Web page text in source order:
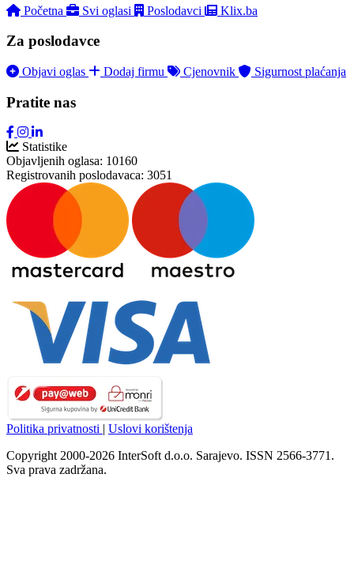
Početna Svi oglasi Poslodavci Klix.ba
Za poslodavce
Objavi oglas Dodaj firmu Cjenovnik Sigurnost plaćanja
Pratite nas
Statistike
Objavljenih oglasa: 10160
Registrovanih poslodavaca: 3051
Politika privatnosti | Uslovi korištenja
Copyright 2000-2026 InterSoft d.o.o. Sarajevo. ISSN 2566-3771.
Sva prava zadržana.